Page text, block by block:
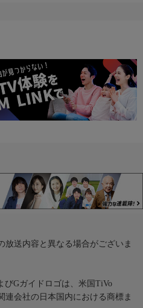
放送内容と異なる場合がございま
びGガイドロゴは、米国TiVo
連会社の日本国内における商標ま